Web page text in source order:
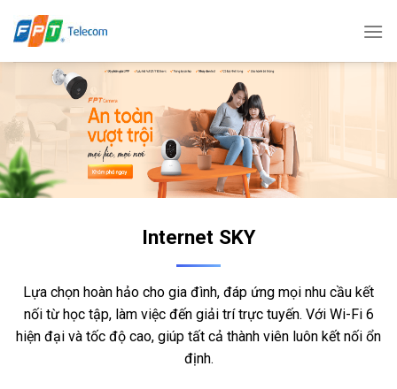
qua
Internet SKY
Lựa chọn hoàn hảo cho gia đình, đáp ứng mọi nhu cầu kết
nối từ học tập, làm việc đến giải trí trực tuyến. Với Wi-Fi 6
hiện đại và tốc độ cao, giúp tất cả thành viên luôn kết nối ổn
định.